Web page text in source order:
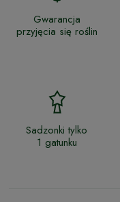
Gwarancja
przyjęcia się roślin
Sadzonki tylko
1 gatunku